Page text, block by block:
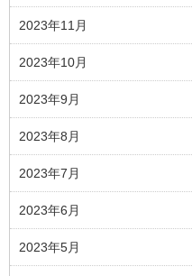
2023年11月
2023年10月
2023年9月
2023年8月
2023年7月
2023年6月
2023年5月